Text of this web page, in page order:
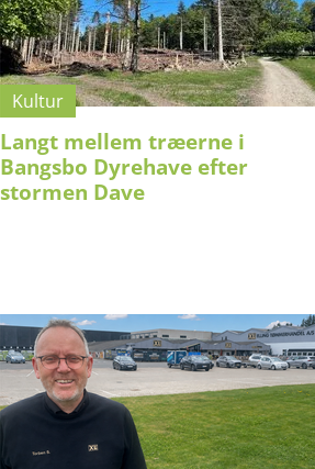
Kultur
Langt mellem træerne i
Bangsbo Dyrehave efter
stormen Dave